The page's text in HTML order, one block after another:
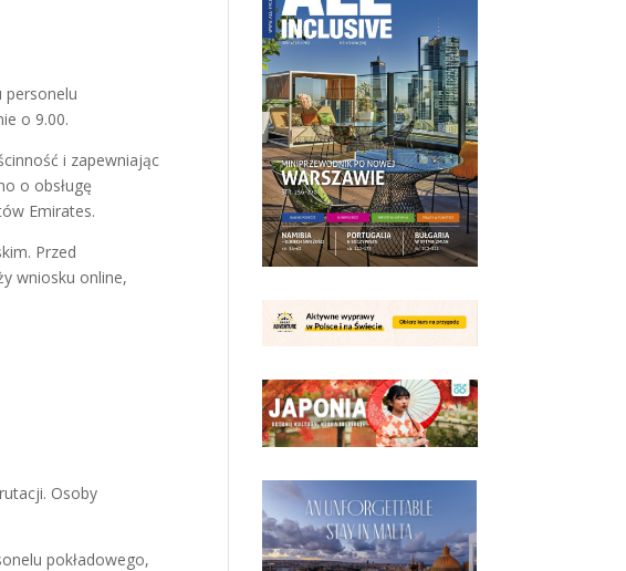
personelu
o 9.00.
i zapewniając
o obsługę
Emirates.
Przed
wniosku online,
Osoby
pokładowego,